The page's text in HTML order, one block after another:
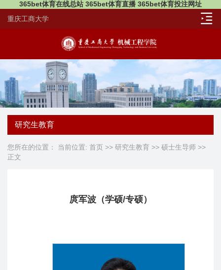
365bet体育在线总站 365bet体育直播 365bet体育投注网址
重庆工商大学
研究生教育
您所在的位置： 当前位置: 首页 >> 研究生教育 >> 硕士生导师 >>
正文
庹军波（学硕/专硕）